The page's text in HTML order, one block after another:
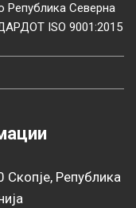
Република Северна
ISO 9001:2015
Република